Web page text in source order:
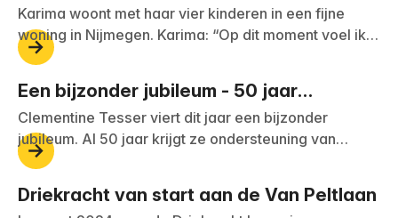
Karima woont met haar vier kinderen in een fijne
woning in Nijmegen. Karima: “Op dit moment voel ik
me goed en zit ik lekker in mijn vel. Maar dat is niet
Een bijzonder jubileum - 50 jaar
ondersteuning
Clementine Tesser viert dit jaar een bijzonder
jubileum. Al 50 jaar krijgt ze ondersteuning van
Driekracht, Driestroom en hun voorgangers. Sinds
eigen appartement in Weurt, waar ze ondersteuning
Driekracht van start aan de Van Peltlaan